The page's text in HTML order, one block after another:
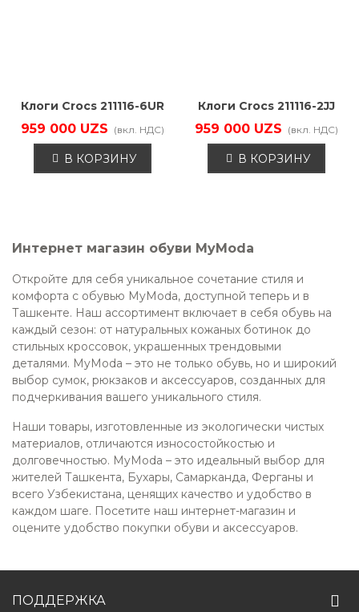
Клоги Crocs 211116-6UR
959 000 UZS (вкл. НДС)
В КОРЗИНУ
Клоги Crocs 211116-2JJ
959 000 UZS (вкл. НДС)
В КОРЗИНУ
Интернет магазин обуви MyModa
Откройте для себя уникальное сочетание стиля и
комфорта с обувью MyModa, доступной теперь и в
Ташкенте. Наш ассортимент включает в себя обувь на
каждый сезон: от натуральных кожаных ботинок до
стильных кроссовок, украшенных трендовыми
деталями. MyModa – это не только обувь, но и широкий
выбор сумок, рюкзаков и аксессуаров, созданных для
подчеркивания вашего уникального стиля.
Наши товары, изготовленные из экологически чистых
материалов, отличаются износостойкостью и
долговечностью. MyModa – это идеальный выбор для
жителей Ташкента, Бухары, Самарканда, Ферганы и
всего Узбекистана, ценящих качество и удобство в
каждом шаге. Посетите наш интернет-магазин и
оцените удобство покупки обуви и аксессуаров.
ПОДДЕРЖКА